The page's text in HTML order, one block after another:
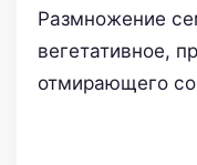
Размножение
вегетативное,
отмирающего